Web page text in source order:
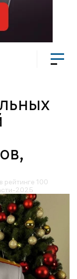
рейтинге 100
2025